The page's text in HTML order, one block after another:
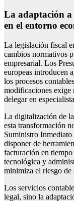
La adaptación a
en el entorno
La legislación fiscal
cambios normativos
empresarial. Los
europeas introducen
los procesos
modificaciones exige
delegar en
La digitalización de
esta transformación
Suministro Inmediato
disponer de
facturación en
tecnológica y
minimiza el riesgo de
Los servicios
legal, sino la